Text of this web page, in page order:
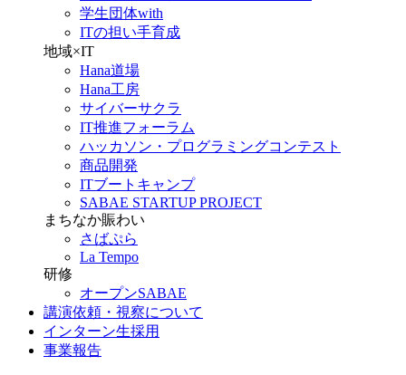
学生団体with
ITの担い手育成
地域×IT
Hana道場
Hana工房
サイバーサクラ
IT推進フォーラム
ハッカソン・プログラミングコンテスト
商品開発
ITブートキャンプ
SABAE STARTUP PROJECT
まちなか賑わい
さばぷら
La Tempo
研修
オープンSABAE
講演依頼・視察について
インターン生採用
事業報告